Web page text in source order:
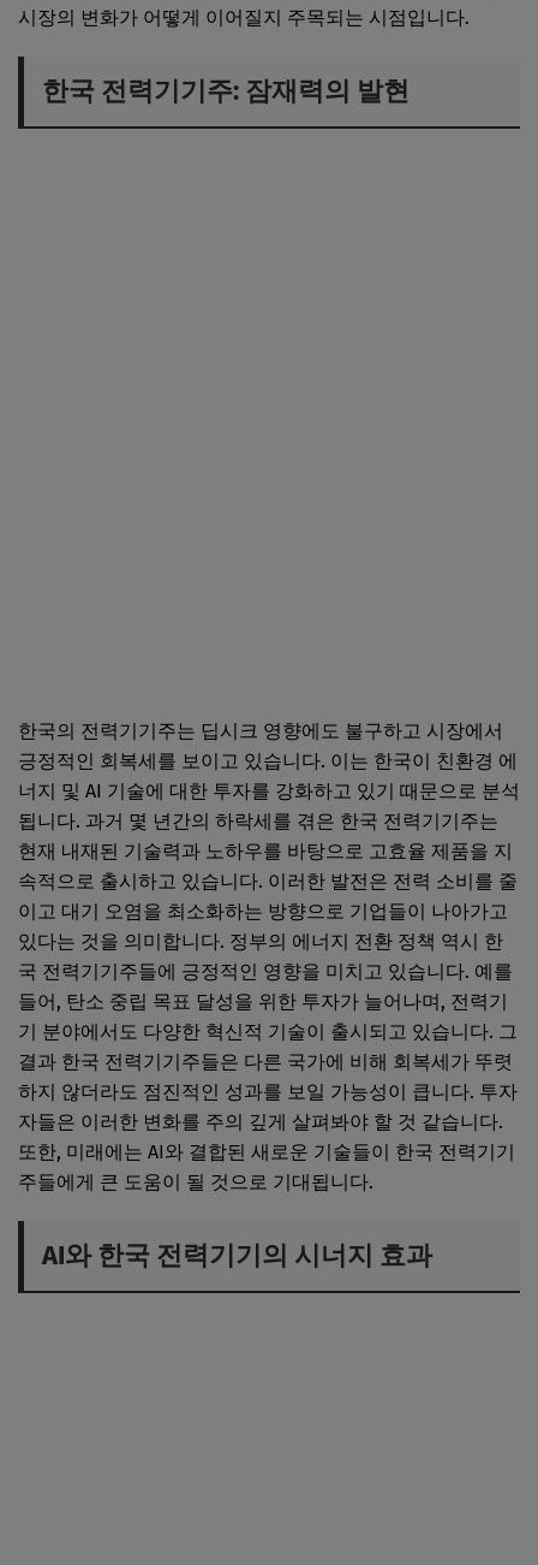
시장의 변화가 어떻게 이어질지 주목되는 시점입니다.
한국 전력기기주: 잠재력의 발현
한국의 전력기기주는 딥시크 영향에도 불구하고 시장에서
긍정적인 회복세를 보이고 있습니다. 이는 한국이 친환경 에
너지 및 AI 기술에 대한 투자를 강화하고 있기 때문으로 분석
됩니다. 과거 몇 년간의 하락세를 겪은 한국 전력기기주는
현재 내재된 기술력과 노하우를 바탕으로 고효율 제품을 지
속적으로 출시하고 있습니다. 이러한 발전은 전력 소비를 줄
이고 대기 오염을 최소화하는 방향으로 기업들이 나아가고
있다는 것을 의미합니다. 정부의 에너지 전환 정책 역시 한
국 전력기기주들에 긍정적인 영향을 미치고 있습니다. 예를
들어, 탄소 중립 목표 달성을 위한 투자가 늘어나며, 전력기
기 분야에서도 다양한 혁신적 기술이 출시되고 있습니다. 그
결과 한국 전력기기주들은 다른 국가에 비해 회복세가 뚜렷
하지 않더라도 점진적인 성과를 보일 가능성이 큽니다. 투자
자들은 이러한 변화를 주의 깊게 살펴봐야 할 것 같습니다.
또한, 미래에는 AI와 결합된 새로운 기술들이 한국 전력기기
주들에게 큰 도움이 될 것으로 기대됩니다.
AI와 한국 전력기기의 시너지 효과